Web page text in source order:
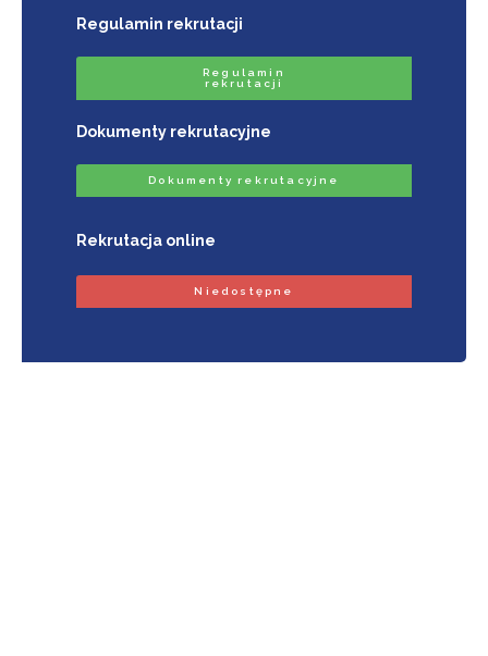
Regulamin rekrutacji
Regulamin
rekrutacji
Dokumenty rekrutacyjne
Dokumenty rekrutacyjne
Rekrutacja online
Niedostępne